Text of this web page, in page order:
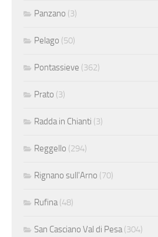
Panzano (3)
Pelago (50)
Pontassieve (362)
Prato (3)
Radda in Chianti (3)
Reggello (294)
Rignano sull'Arno (70)
Rufina(48)
San Casciano Val di Pesa(304)